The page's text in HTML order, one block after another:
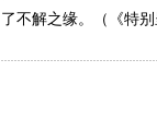
了不解之缘。（《特